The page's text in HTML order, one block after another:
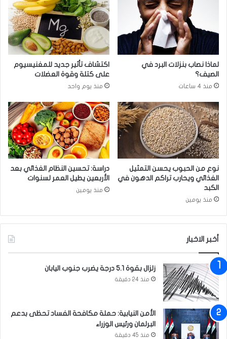
ا
م
ن
ق
ت
ل
ي
ة
ا
ل
م
س
ت
ا
ي
ه
ل
ح
س
ب
ك
ع
ل
ى
ا
ل
ف
ي
ب
ك
لماذا نصاب بنزلات البرد في
الصيف؟
منذ 4 ساعات
اكتشاف تأثير جديد للمغنيسيوم
على كتلة وقوة العضلات
منذ يوم واحد
نوع من الحبوب يحسن التمثيل
الغذائي ويحارب تراكم الدهون في
الكبد
منذ يومين
دراسة: تحسين النظام الغذائي بعد
الأربعين يطيل العمر لسنوات
منذ يومين
أخبر الاخبار
زلزال بقوة 5.1 درجة يضرب جنوب اليابان
منذ 24 دقيقة
الأمن النيابية: حملة مكافحة الفساد تحظى بدعم
البرلمان ورئيس الوزراء
منذ 45 دقيقة